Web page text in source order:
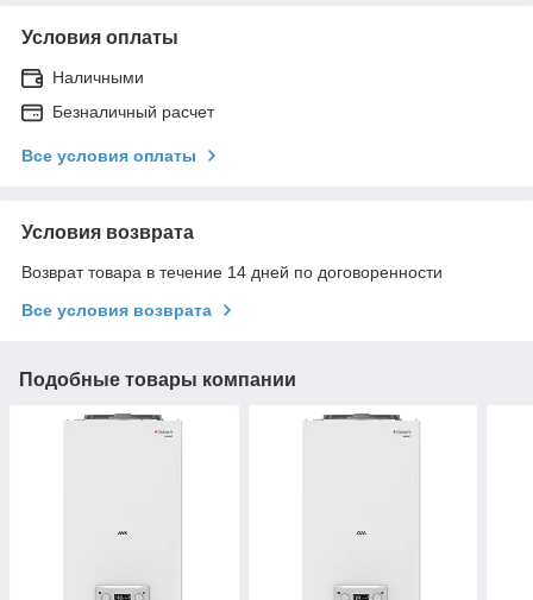
Условия оплаты
Наличными
Безналичный расчет
Все условия оплаты
Условия возврата
Возврат товара в течение 14 дней по договоренности
Все условия возврата
Подобные товары компании